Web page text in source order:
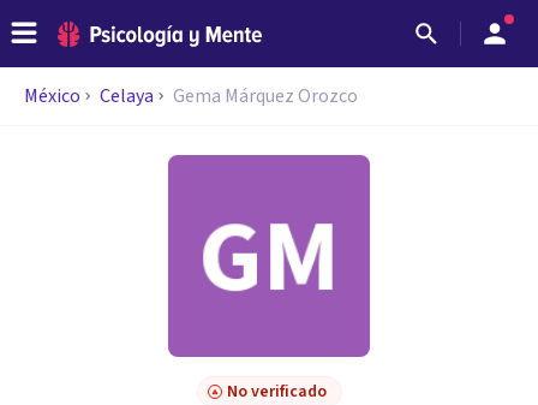
México Celaya Gema Márquez Orozco
No verificado